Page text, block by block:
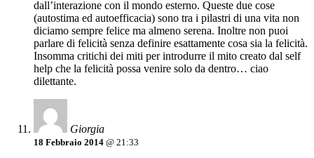
dall’interazione con il mondo esterno. Queste due cose
(autostima ed autoefficacia) sono tra i pilastri di una vita non
diciamo sempre felice ma almeno serena. Inoltre non puoi
parlare di felicità senza definire esattamente cosa sia la felicità.
Insomma critichi dei miti per introdurre il mito creato dal self
help che la felicità possa venire solo da dentro… ciao
dilettante.
Giorgia
18 Febbraio 2014 @ 21:33